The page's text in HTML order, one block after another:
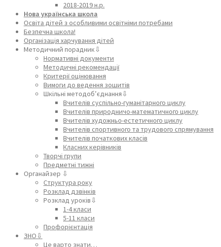
2018-2019 н.р.
Нова українська школа
Освіта дітей з особливими освітніми потребами
Безпечна школа!
Організація харчування дітей
Методичний порадник⇩
Нормативні документи
Методичні рекомендації
Критерії оцінювання
Вимоги до ведення зошитів
Шкільні методоб’єднання⇩
Вчителів суспільно-гуманітарного циклу
Вчителів природничо-математичного циклу
Вчителів художньо-естетичного циклу
Вчителів спортивного та трудового спрямування
Вчителів початкових класів
Класних керівників
Творчі групи
Предметні тижні
Органайзер ⇩
Структура року
Розклад дзвінків
Розклад уроків⇩
1-4 класи
5-11 класи
Профорієнтація
ЗНО⇩
Це варто знати…